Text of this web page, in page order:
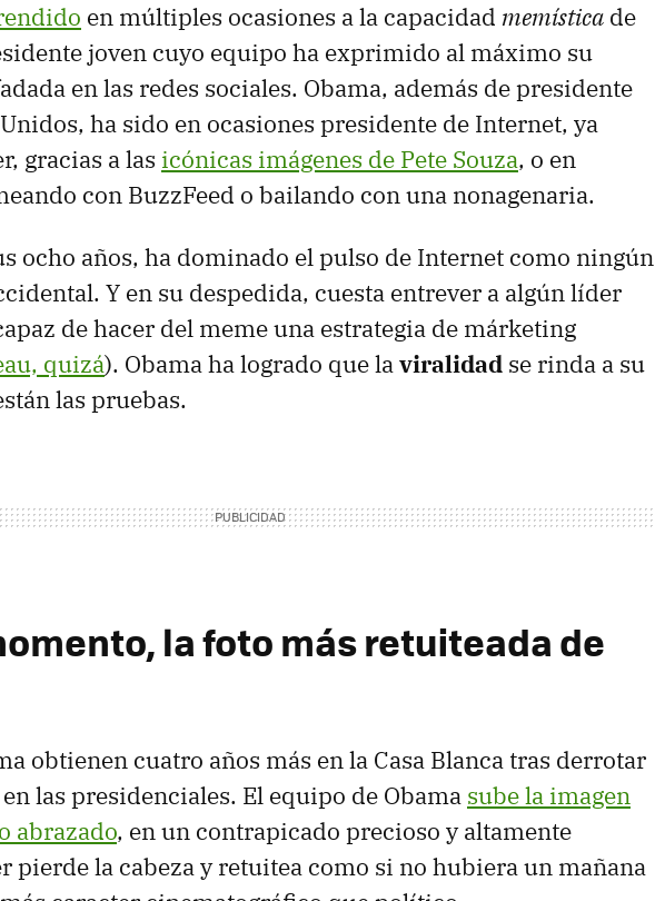
en múltiples ocasiones a la capacidad memística de
joven cuyo equipo ha exprimido al máximo su
en las redes sociales. Obama, además de presidente
ha sido en ocasiones presidente de Internet, ya
gracias a las icónicas imágenes de Pete Souza, o en
con BuzzFeed o bailando con una nonagenaria.
ocho años, ha dominado el pulso de Internet como ningún
Y en su despedida, cuesta entrever a algún líder
de hacer del meme una estrategia de márketing
quizá). Obama ha logrado que laviralidad se rinda a su
las pruebas.
la foto más retuiteada de
obtienen cuatro años más en la Casa Blanca tras derrotar
las presidenciales. El equipo de Obama sube la imagen
abrazado, en un contrapicado precioso y altamente
pierde la cabeza y retuitea como si no hubiera un mañana